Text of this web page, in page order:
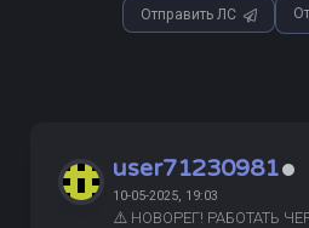
Отправить ЛС
user71230981
10-05-2025, 19:03
⚠️ НОВОРЕГ! РАБОТАТЬ